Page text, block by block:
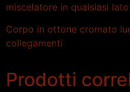
miscelatore in qualsiasi
Corpo in ottone cromato
collegamenti
Prodotti